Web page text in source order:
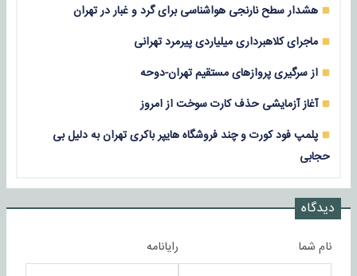
هشدار سطح نارنجی هواشناسی برای گرد و غبار در تهران
ماجرای کلاهبرداری میلیاردی پیرمرد تهرانی
از سرگیری پروازهای مستقیم تهران-دوحه
آغاز آزمایشی حذف کارت سوخت از امروز
پلمپ فود کورت و چند فروشگاه هایپر باکری تهران به دلیل بی
حجابی
دیدگاه
نام شما رایانامه